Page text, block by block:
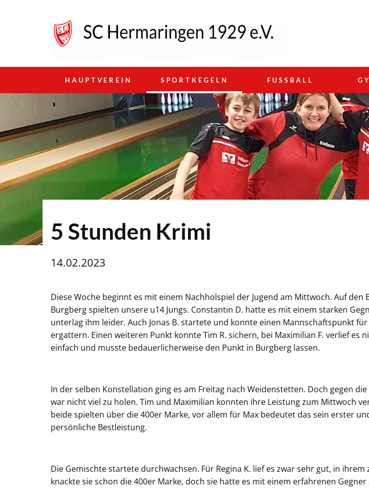
HAUPTVEREIN SPORTKEGELN FUSSBALL
5 Stunden Krimi
14.02.2023
Diese Woche beginnt es mit einem Nachholspiel der Jugend am Mittwoch. Auf den
Burgberg spielten unsere u14 Jungs. Constantin D. hatte es mit einem starken
unterlag ihm leider. Auch Jonas B. startete und konnte einen Mannschaftspunkt
ergattern. Einen weiteren Punkt konnte Tim R. sichern, bei Maximilian F. verlief es
einfach und musste bedauerlicherweise den Punkt in Burgberg lassen.
In der selben Konstellation ging es am Freitag nach Weidenstetten. Doch gegen
war nicht viel zu holen. Tim und Maximilian konnten ihre Leistung zum Mittwoch
beide spielten über die 400er Marke, vor allem für Max bedeutet das sein erster
persönliche Bestleistung.
Die Gemischte startete durchwachsen. Für Regina K. lief es zwar sehr gut, in ihrem
knackte sie schon die 400er Marke, doch sie hatte es mit einem erfahrenen